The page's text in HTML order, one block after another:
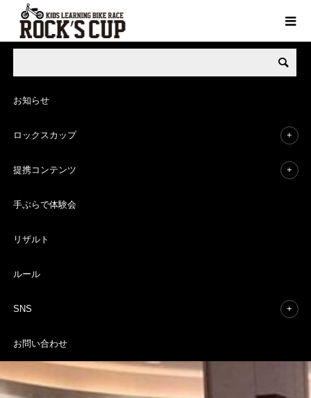
お知らせ
ロックスカップ
提携コンテンツ
手ぶらで体験会
リザルト
ルール
SNS
お問い合わせ
手ぶら